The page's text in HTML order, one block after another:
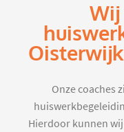
Onze coaches
Hierdoor kunnen